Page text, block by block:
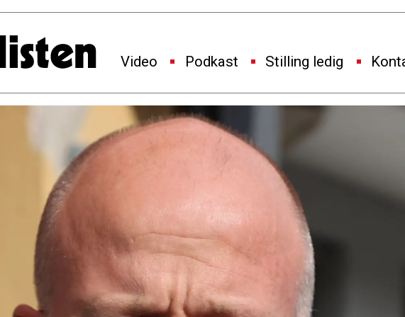
Video Podkast Stilling ledig